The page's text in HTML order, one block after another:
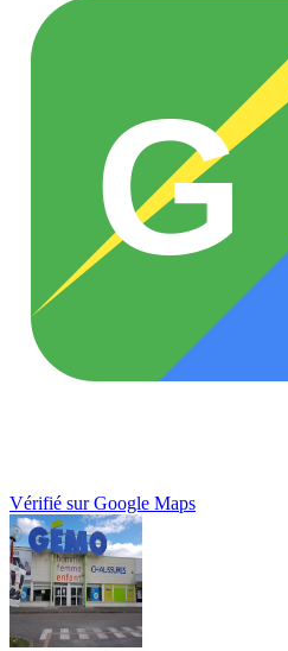
G
Vérifié sur Google Maps